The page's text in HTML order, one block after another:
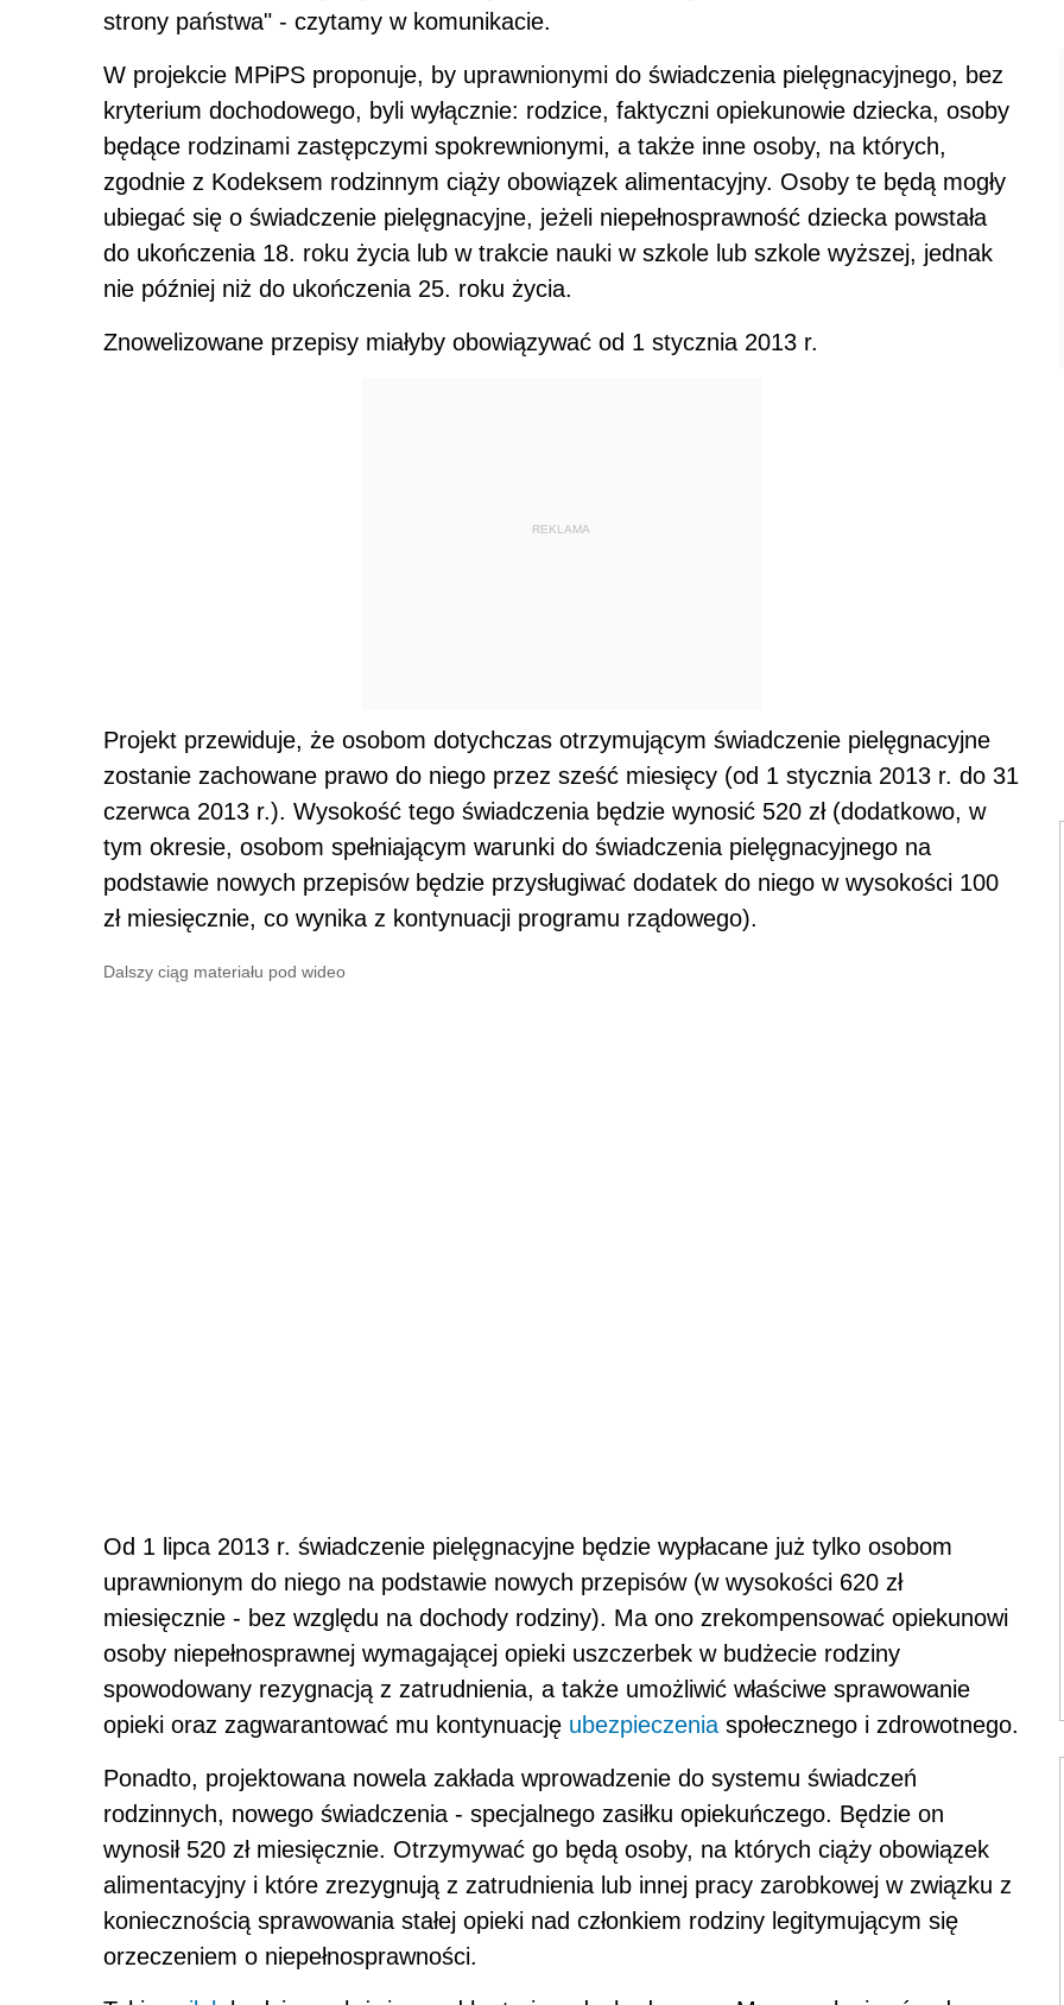
strony państwa" - czytamy w komunikacie.
W projekcie MPiPS proponuje, by uprawnionymi do świadczenia pielęgnacyjnego, bez
kryterium dochodowego, byli wyłącznie: rodzice, faktyczni opiekunowie dziecka, osoby
będące rodzinami zastępczymi spokrewnionymi, a także inne osoby, na których,
zgodnie z Kodeksem rodzinnym ciąży obowiązek alimentacyjny. Osoby te będą mogły
ubiegać się o świadczenie pielęgnacyjne, jeżeli niepełnosprawność dziecka powstała
do ukończenia 18. roku życia lub w trakcie nauki w szkole lub szkole wyższej, jednak
nie później niż do ukończenia 25. roku życia.
Znowelizowane przepisy miałyby obowiązywać od 1 stycznia 2013 r.
REKLAMA
Projekt przewiduje, że osobom dotychczas otrzymującym świadczenie pielęgnacyjne
zostanie zachowane prawo do niego przez sześć miesięcy (od 1 stycznia 2013 r. do 31
czerwca 2013 r.). Wysokość tego świadczenia będzie wynosić 520 zł (dodatkowo, w
tym okresie, osobom spełniającym warunki do świadczenia pielęgnacyjnego na
podstawie nowych przepisów będzie przysługiwać dodatek do niego w wysokości 100
zł miesięcznie, co wynika z kontynuacji programu rządowego).
Dalszy ciąg materiału pod wideo
Od 1 lipca 2013 r. świadczenie pielęgnacyjne będzie wypłacane już tylko osobom
uprawnionym do niego na podstawie nowych przepisów (w wysokości 620 zł
miesięcznie - bez względu na dochody rodziny). Ma ono zrekompensować opiekunowi
osoby niepełnosprawnej wymagającej opieki uszczerbek w budżecie rodziny
spowodowany rezygnacją z zatrudnienia, a także umożliwić właściwe sprawowanie
opieki oraz zagwarantować mu kontynuację ubezpieczenia społecznego i zdrowotnego.
Ponadto, projektowana nowela zakłada wprowadzenie do systemu świadczeń
rodzinnych, nowego świadczenia - specjalnego zasiłku opiekuńczego. Będzie on
wynosił 520 zł miesięcznie. Otrzymywać go będą osoby, na których ciąży obowiązek
alimentacyjny i które zrezygnują z zatrudnienia lub innej pracy zarobkowej w związku z
koniecznością sprawowania stałej opieki nad członkiem rodziny legitymującym się
orzeczeniem o niepełnosprawności.